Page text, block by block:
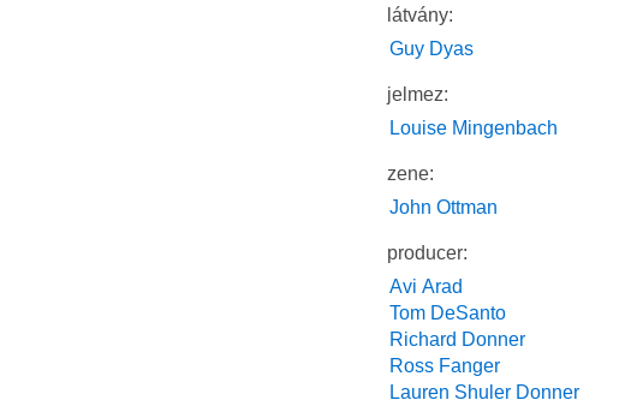
látvány:
Guy Dyas
jelmez:
Louise Mingenbach
zene:
John Ottman
producer:
Avi Arad
Tom DeSanto
Richard Donner
Ross Fanger
Lauren Shuler Donner